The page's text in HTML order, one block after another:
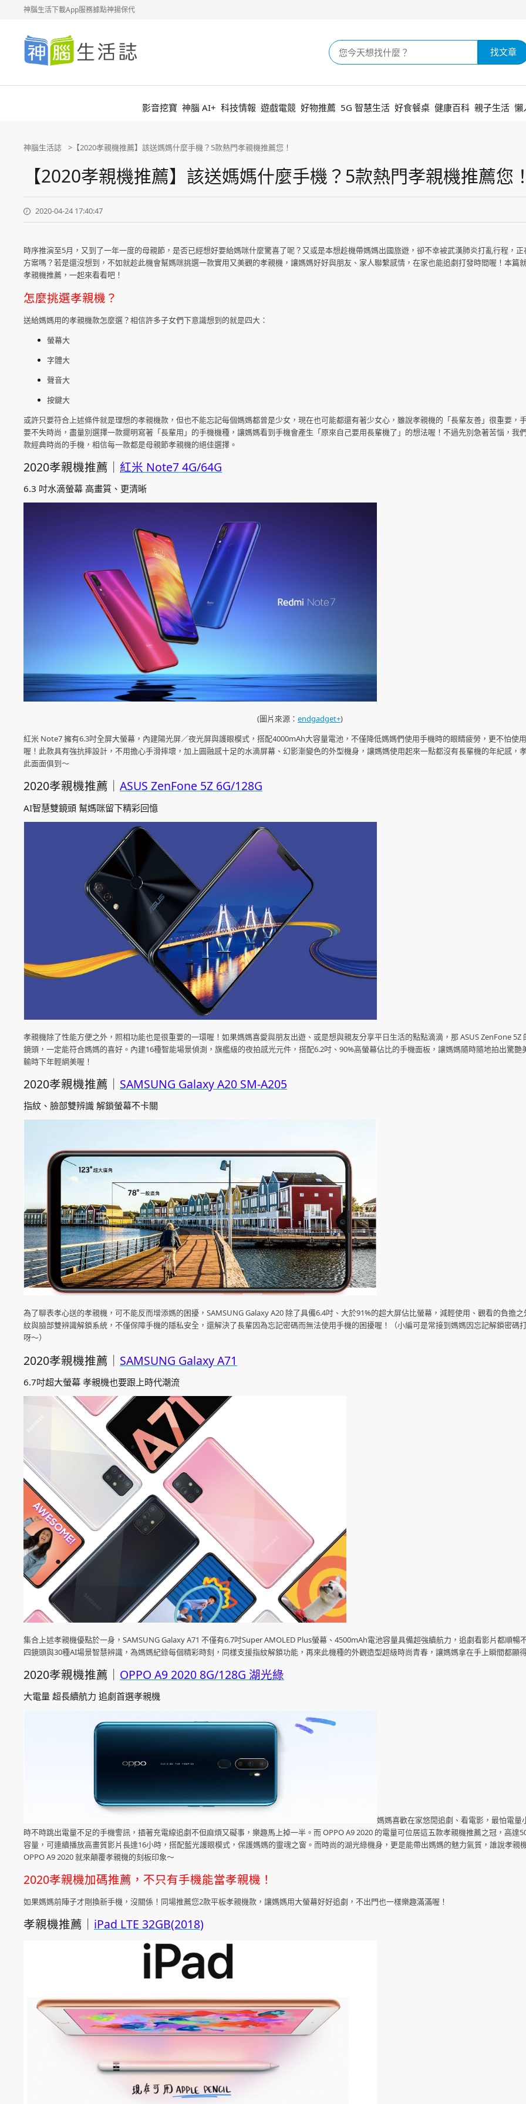
神腦生活下載App服務據點神揚保代
神
腦
生
活
找文章
影音挖寶 神腦 AI+ 科技情報 遊戲電競 好物推薦 5G 智慧生活 好食餐桌 健康百科 親子生活 懶
神腦生活誌 【2020孝親機推薦】該送媽媽什麼手機？5款熱門孝親機推薦您！
【2020孝親機推薦】該送媽媽什麼手機？5款熱門孝親機推薦您！
2020-04-24 17:40:47
時序推演至5月，又到了一年一度的母親節，是否已經想好要給媽咪什麼驚喜了呢？又或是本想趁機帶媽媽出國旅遊，卻不幸被武漢肺炎打亂行程，
方案嗎？若是還沒想到，不如就趁此機會幫媽咪挑選一款實用又美觀的孝親機，讓媽媽好好與朋友、家人聯繫感情，在家也能追劇打發時間喔！本篇
孝親機推薦，一起來看看吧！
怎麼挑選孝親機？
送給媽媽用的孝親機款怎麼選？相信許多子女們下意識想到的就是四大：
螢幕大
字體大
聲音大
按鍵大
或許只要符合上述條件就是理想的孝親機款，但也不能忘記每個媽媽都曾是少女，現在也可能都還有著少女心，雖說孝親機的「長輩友善」很重要，
要不失時尚，盡量別選擇一款擺明寫著「長輩用」的手機機種，讓媽媽看到手機會產生「原來自己要用長輩機了」的想法喔！不過先別急著苦惱，我
款經典時尚的手機，相信每一款都是母親節孝親機的絕佳選擇。
2020孝親機推薦｜ 紅米 Note7 4G/64G
6.3 吋水滴螢幕 高畫質、更清晰
(圖片來源： endgadget+)
紅米 Note7 擁有6.3吋全屏大螢幕，內建陽光屏／夜光屏與護眼模式，搭配4000mAh大容量電池，不僅降低媽媽們使用手機時的眼睛疲勞，更不怕使
喔！此款具有強抗摔設計，不用擔心手滑摔壞，加上圓融感十足的水滴屏幕、幻影漸變色的外型機身，讓媽媽使用起來一點都沒有長輩機的年紀感，
此面面俱到～
2020孝親機推薦｜ ASUS ZenFone 5Z 6G/128G
AI智慧雙鏡頭 幫媽咪留下精彩回憶
孝親機除了性能方便之外，照相功能也是很重要的一環喔！如果媽媽喜愛與朋友出遊、或是想與親友分享平日生活的點點滴滴，那 ASUS ZenFone 5Z
鏡頭，一定能符合媽媽的喜好。內建16種智能場景偵測，旗艦級的夜拍感光元件，搭配6.2吋、90%高螢幕佔比的手機面板，讓媽媽隨時隨地拍出驚艷
輸時下年輕網美喔！
2020孝親機推薦｜ SAMSUNG Galaxy A20 SM-A205
指紋、臉部雙辨識 解鎖螢幕不卡關
為了聊表孝心送的孝親機，可不能反而增添媽的困擾，SAMSUNG Galaxy A20 除了具備6.4吋、大於91%的超大屏佔比螢幕，減輕使用、觀看的負擔
紋與臉部雙辨識解鎖系統，不僅保障手機的隱私安全，還解決了長輩因為忘記密碼而無法使用手機的困擾喔！（小編可是常接到媽媽因忘記解鎖密碼
呀～）
2020孝親機推薦｜ SAMSUNG Galaxy A71
6.7吋超大螢幕 孝親機也要跟上時代潮流
集合上述孝親機優點於一身，SAMSUNG Galaxy A71 不僅有6.7吋Super AMOLED Plus螢幕、4500mAh電池容量具備超強續航力，追劇看影片都順暢
四鏡頭與30種AI場景智慧辨識，為媽媽紀錄每個精彩時刻，同樣支援指紋解鎖功能，再來此機種的外觀造型超級時尚青春，讓媽媽拿在手上瞬間都顯
2020孝親機推薦｜ OPPO A9 2020 8G/128G 湖光綠
大電量 超長續航力 追劇首選孝親機
媽媽喜歡在家悠閒追劇、看電影，最怕電量
時不時跳出電量不足的手機警訊，插著充電線追劇不但麻煩又礙事，樂趣馬上掉一半。而 OPPO A9 2020 的電量可位居這五款孝親機推薦之冠，高達
容量，可連續播放高畫質影片長達16小時，搭配藍光護眼模式，保護媽媽的靈魂之窗。而時尚的湖光綠機身，更是能帶出媽媽的魅力氣質，誰說孝親
OPPO A9 2020 就來顛覆孝親機的刻板印象～
2020孝親機加碼推薦，不只有手機能當孝親機！
如果媽媽前陣子才剛換新手機，沒關係！同場推薦您2款平板孝親機款，讓媽媽用大螢幕好好追劇，不出門也一樣樂趣滿滿喔！
孝親機推薦｜ iPad LTE 32GB(2018)